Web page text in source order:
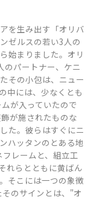
を生み出す「オリバ
ゼルスの若い3人の
始まりました。オリ
のパートナー、ケニ
その小包は、ニュー
中には、少なくとも
が入っていたので
が施されたものな
た。彼らはすぐにニ
ハッタンのとある地
レームと、組立工
れらとともに黄ばん
そこには一つの象徴
のサインとは、"オ